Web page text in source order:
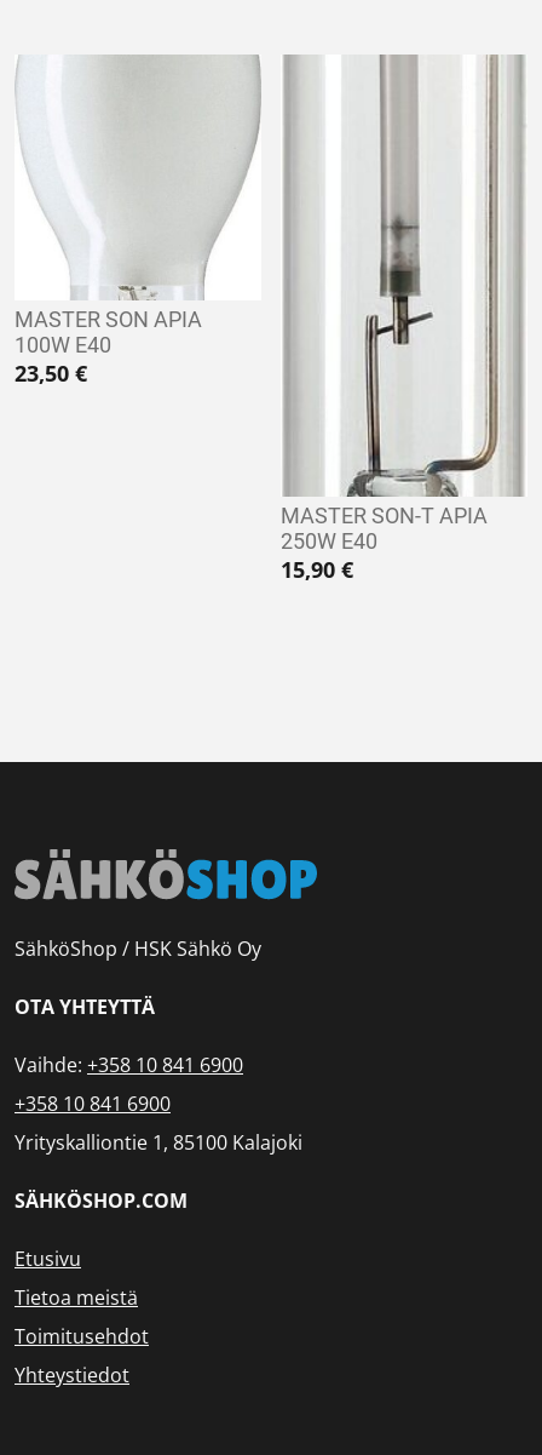
MASTER SON APIA
100W E40
23,50 €
MASTER SON-T APIA
250W E40
15,90€
SähköShop / HSK Sähkö Oy
OTA YHTEYTTÄ
Vaihde: +358 10 841 6900
+358 10 841 6900
Yrityskalliontie 1, 85100 Kalajoki
SÄHKÖSHOP.COM
Etusivu
Tietoa meistä
Toimitusehdot
Yhteystiedot